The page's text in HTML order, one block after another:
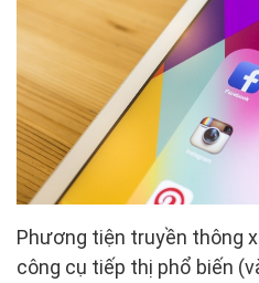
Phương tiện truyền thông
công cụ tiếp thị phổ biến